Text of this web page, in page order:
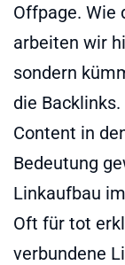
Offpage. Wie
arbeiten wir
sondern
die
Content in
Bedeutung
Linkaufbau
Oft für tot
verbundene